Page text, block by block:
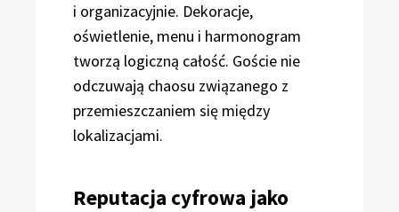
i organizacyjnie. Dekoracje,
oświetlenie, menu i harmonogram
tworzą logiczną całość. Goście nie
odczuwają chaosu związanego z
przemieszczaniem się między
lokalizacjami.
Reputacja cyfrowa jako